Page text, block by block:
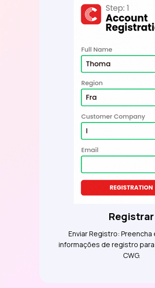
Registrar
Enviar Registro: Preencha
informações de registro
CWG.